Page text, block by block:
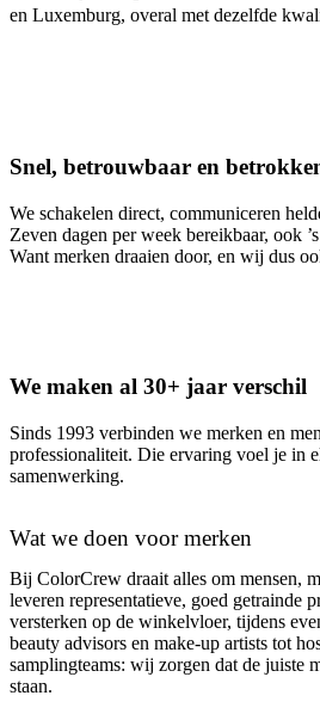
en Luxemburg, overal met dezelfde
Snel, betrouwbaar en
We schakelen direct, communiceren
Zeven dagen per week bereikbaar, ook
Want merken draaien door, en wij dus
We maken al 30+ jaar verschil
Sinds 1993 verbinden we merken en
professionaliteit. Die ervaring voel je in
samenwerking.
Wat we doen voor merken
Bij ColorCrew draait alles om mensen,
leveren representatieve, goed getrainde
versterken op de winkelvloer, tijdens
beauty advisors en make-up artists tot
samplingteams: wij zorgen dat de juiste
staan.